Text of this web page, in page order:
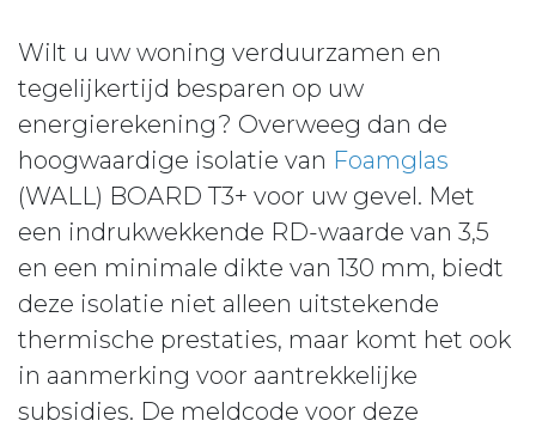
Wilt u uw woning verduurzamen en
tegelijkertijd besparen op uw
energierekening? Overweeg dan de
hoogwaardige isolatie van Foamglas
(WALL) BOARD T3+ voor uw gevel. Met
een indrukwekkende RD-waarde van 3,5
en een minimale dikte van 130 mm, biedt
deze isolatie niet alleen uitstekende
thermische prestaties, maar komt het ook
in aanmerking voor aantrekkelijke
subsidies. De meldcode voor deze